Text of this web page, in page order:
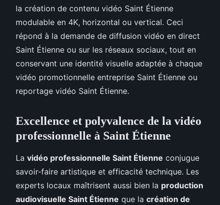
la création de contenu vidéo Saint Étienne
modulable en 4K, horizontal ou vertical. Ceci
répond à la demande de diffusion vidéo en direct
Saint Étienne ou sur les réseaux sociaux, tout en
conservant une identité visuelle adaptée à chaque
vidéo promotionnelle entreprise Saint Étienne ou
reportage vidéo Saint Étienne.
Excellence et polyvalence de la vidéo
professionnelle à Saint Étienne
La vidéo professionnelle Saint Étienne conjugue
savoir-faire artistique et efficacité technique. Les
experts locaux maîtrisent aussi bien la production
audiovisuelle Saint Étienne que la création de